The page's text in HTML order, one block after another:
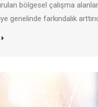
bölgesel çalışma
genelinde farkındalık